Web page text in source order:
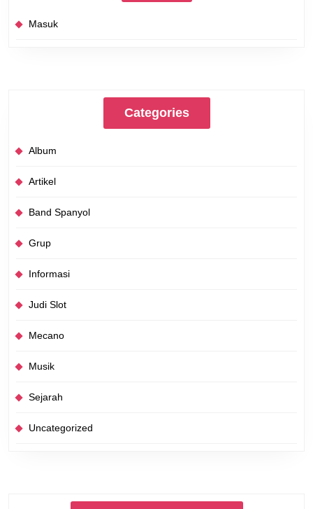
Masuk
Categories
Album
Artikel
Band Spanyol
Grup
Informasi
Judi Slot
Mecano
Musik
Sejarah
Uncategorized